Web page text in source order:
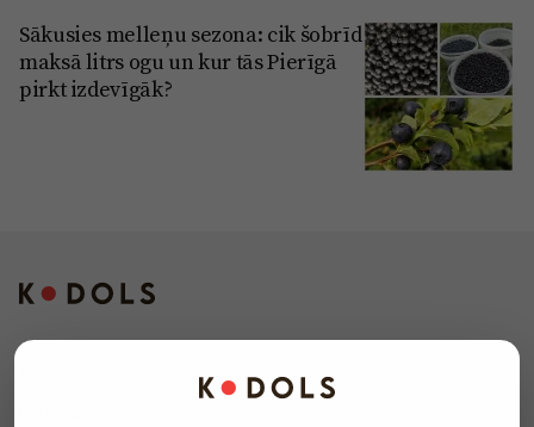
Sākusies melleņu sezona: cik šobrīd
maksā litrs ogu un kur tās Pierīgā
pirkt izdevīgāk?